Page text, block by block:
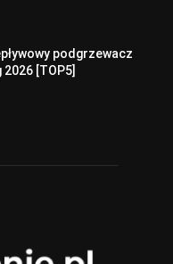
podgrzewacz
[TOP5]